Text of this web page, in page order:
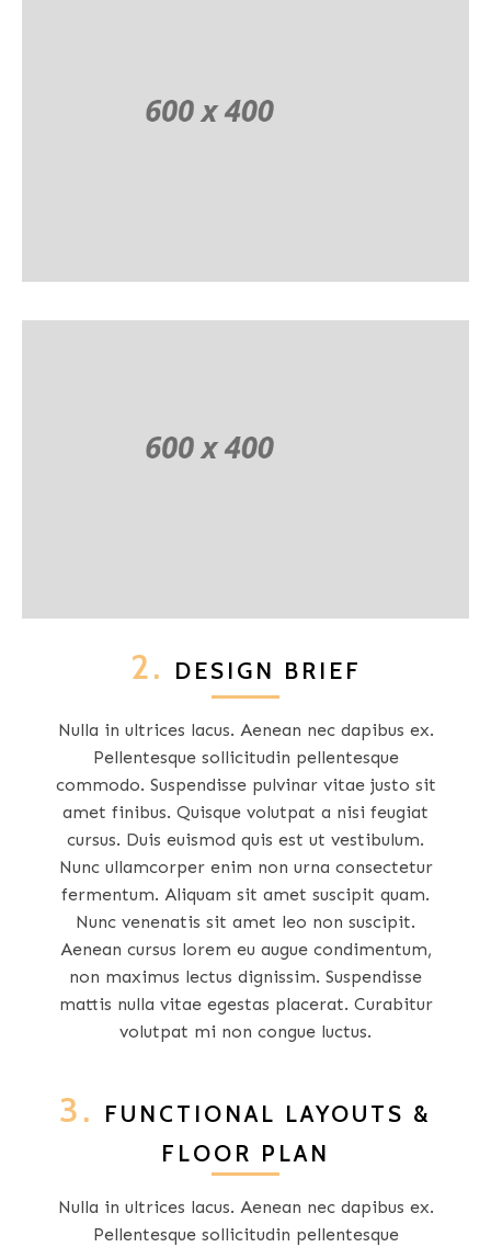
2. DESIGN BRIEF
Nulla in ultrices lacus. Aenean nec dapibus ex.
Pellentesque sollicitudin pellentesque
commodo. Suspendisse pulvinar vitae justo sit
amet finibus. Quisque volutpat a nisi feugiat
cursus. Duis euismod quis est ut vestibulum.
Nunc ullamcorper enim non urna consectetur
fermentum. Aliquam sit amet suscipit quam.
Nunc venenatis sit amet leo non suscipit.
Aenean cursus lorem eu augue condimentum,
non maximus lectus dignissim. Suspendisse
mattis nulla vitae egestas placerat. Curabitur
volutpat mi non congue luctus.
3.
FUNCTIONAL LAYOUTS &
FLOOR PLAN
Nulla in ultrices lacus. Aenean nec dapibus ex.
Pellentesque sollicitudin pellentesque